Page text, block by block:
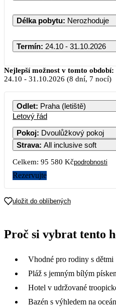
Délka pobytu: Nerozhoduje
Termín: 24.10 - 31.10.2026
Nejlepší možnost v tomto období:
24.10 - 31.10.2026 (8 dní, 7 nocí)
Odlet: Praha (letiště)
Letový řád
Pokoj: Dvoulůžkový pokoj
Strava: All inclusive soft
Celkem: 95 580 Kčpodrobnosti
Rezervujte
uložit do oblíbených
Proč si vybrat tento
Vhodné pro rodiny s dětmi
Pláž s jemným bílým
Hotel v udržované
Bazén s výhledem na oceán